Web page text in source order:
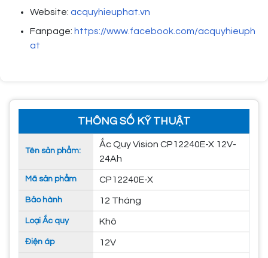
Website: acquyhieuphat.vn
Fanpage: https://www.facebook.com/acquyhieuph
at
THÔNG SỐ KỸ THUẬT
Tên sản phẩm:
Ắc Quy Vision CP12240E-X 12V-
24Ah
Mã sản phẩm CP12240E-X
Bảo hành 12 Tháng
Loại Ắc quy Khô
Điện áp 12V